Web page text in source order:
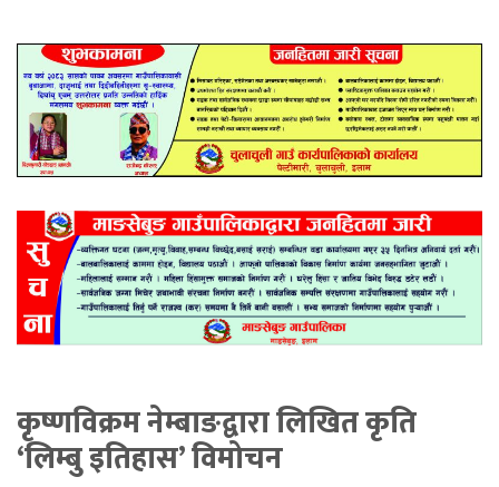
कृष्णविक्रम नेम्बाङद्वारा लिखित कृति
‘लिम्बु इतिहास’ विमाेचन